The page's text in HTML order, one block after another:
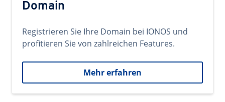
Domain
Registrieren Sie Ihre Domain bei IONOS und
profitieren Sie von zahlreichen Features.
Mehr erfahren